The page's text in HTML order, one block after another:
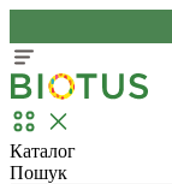
Каталог
Пошук